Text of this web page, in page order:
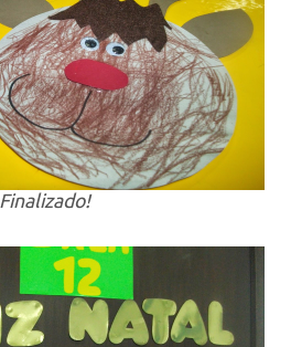
Finalizado!